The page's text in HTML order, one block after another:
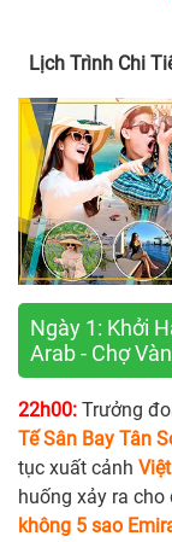
Lịch Trình Chi
Ngày 1: Khởi
Arab - Chợ
22h00: Trưởng
Tế Sân Bay Tân
tục xuất cảnh
huống xảy ra
không 5 sao